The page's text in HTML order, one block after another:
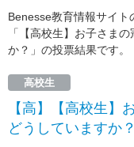
Benesse教育情報サイト
「【高校生】お子さま
か？」の投票結果です。
高校生
【高】【高校生】
どうしていますか？